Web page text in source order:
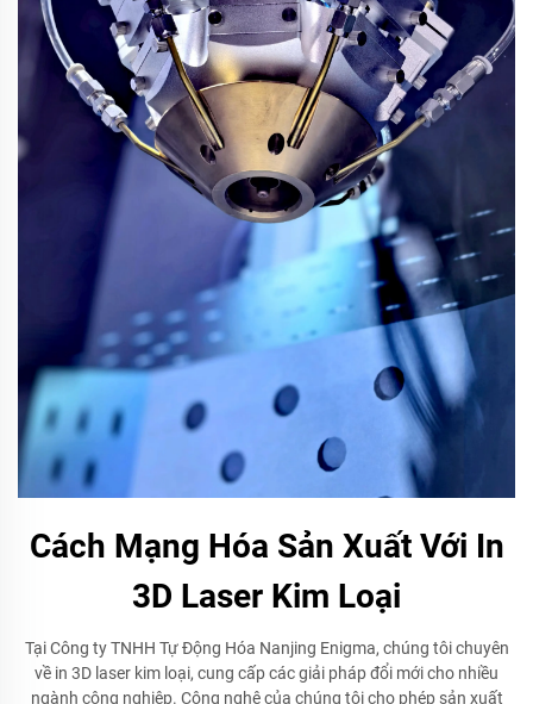
Cách Mạng Hóa Sản Xuất Với In
3D Laser Kim Loại
Tại Công ty TNHH Tự Động Hóa Nanjing Enigma, chúng tôi chuyên
về in 3D laser kim loại, cung cấp các giải pháp đổi mới cho nhiều
ngành công nghiệp. Công nghệ của chúng tôi cho phép sản xuất